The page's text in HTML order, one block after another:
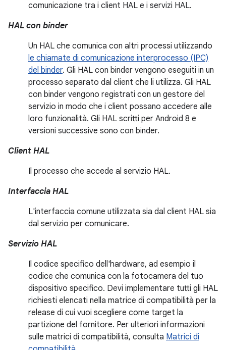
comunicazione tra i client HAL e i servizi HAL.
HAL con binder
Un HAL che comunica con altri processi utilizzando
le chiamate di comunicazione interprocesso (IPC)
del binder. Gli HAL con binder vengono eseguiti in un
processo separato dal client che li utilizza. Gli HAL
con binder vengono registrati con un gestore del
servizio in modo che i client possano accedere alle
loro funzionalità. Gli HAL scritti per Android 8 e
versioni successive sono con binder.
Client HAL
Il processo che accede al servizio HAL.
Interfaccia HAL
L'interfaccia comune utilizzata sia dal client HAL sia
dal servizio per comunicare.
Servizio HAL
Il codice specifico dell'hardware, ad esempio il
codice che comunica con la fotocamera del tuo
dispositivo specifico. Devi implementare tutti gli HAL
richiesti elencati nella matrice di compatibilità per la
release di cui vuoi scegliere come target la
partizione del fornitore. Per ulteriori informazioni
sulle matrici di compatibilità, consulta Matrici di